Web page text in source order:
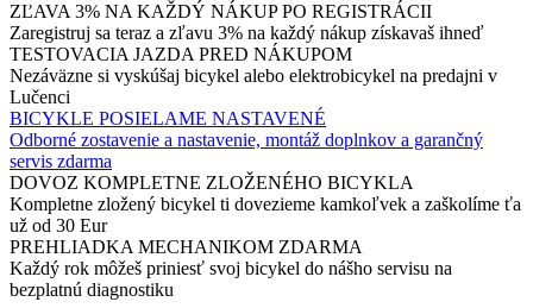
ZĽAVA 3% NA KAŽDÝ NÁKUP PO REGISTRÁCII
Zaregistruj sa teraz a zľavu 3% na každý nákup získavaš ihneď
TESTOVACIA JAZDA PRED NÁKUPOM
Nezáväzne si vyskúšaj bicykel alebo elektrobicykel na predajni v
Lučenci
BICYKLE POSIELAME NASTAVENÉ
Odborné zostavenie a nastavenie, montáž doplnkov a garančný
servis zdarma
DOVOZ KOMPLETNE ZLOŽENÉHO BICYKLA
Kompletne zložený bicykel ti dovezieme kamkoľvek a zaškolíme ťa
už od 30 Eur
PREHLIADKA MECHANIKOM ZDARMA
Každý rok môžeš priniesť svoj bicykel do nášho servisu na
bezplatnú diagnostiku